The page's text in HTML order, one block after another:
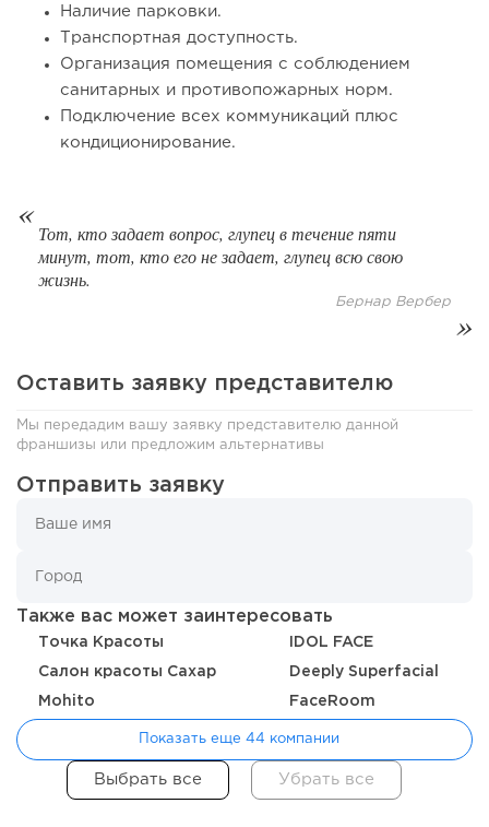
От стартапа за 30 тысяч рублей до бизнеса стоимостью
миллиарды:...
141
Отзыв SSL-сертификатов у банков: как это влияет на
155 11
Наличие парковки.
Транспортная доступность.
Организация помещения с соблюдением
санитарных и противопожарных норм.
Подключение всех коммуникаций плюс
кондиционирование.
Тот, кто задает вопрос, глупец в течение пяти
минут, тот, кто его не задает, глупец всю свою
жизнь.
Бернар Вербер
Оставить заявку представителю
Мы передадим вашу заявку представителю данной
франшизы или предложим альтернативы
Отправить заявку
Также вас может заинтересовать
Точка Красоты IDOL FACE
Салон красоты Сахар Deeply Superfacial
Mohito FaceRoom
Показать еще 44 компании